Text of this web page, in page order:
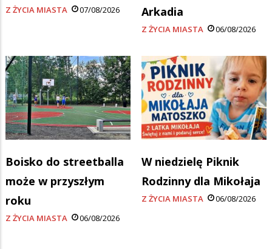
Z ŻYCIA MIASTA 07/08/2026
Arkadia
Z ŻYCIA MIASTA 06/08/2026
Boisko do streetballa
może w przyszłym
roku
Z ŻYCIA MIASTA 06/08/2026
W niedzielę Piknik
Rodzinny dla Mikołaja
Z ŻYCIA MIASTA 06/08/2026